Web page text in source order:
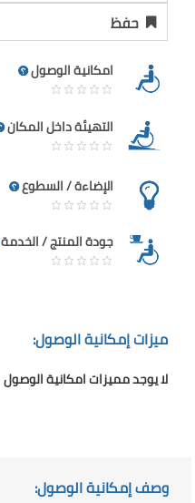
حفظ
امكانية الوصول
التهيئة داخل المكان
الإضاءة / السطوع
جودة المنتج / الخدمة
ميزات إمكانية الوصول:
لا يوجد مميزات امكانية الوصول
وصف إمكانية الوصول: